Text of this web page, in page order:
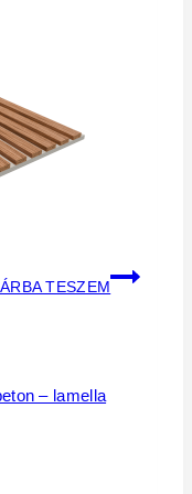
TESZEM
– lamella